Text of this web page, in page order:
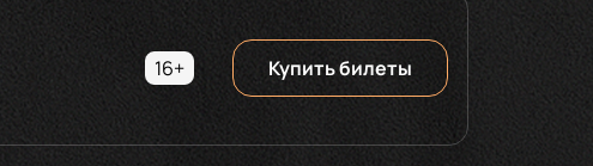
16+ Купить билеты